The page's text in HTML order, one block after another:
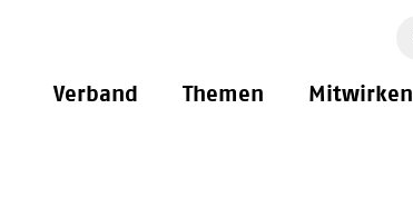
Verband Themen Mitwirken